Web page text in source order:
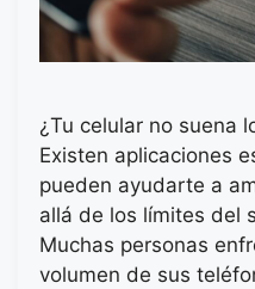
¿Tu celular no suena
Existen aplicaciones
pueden ayudarte a
allá de los límites del
Muchas personas
volumen de sus